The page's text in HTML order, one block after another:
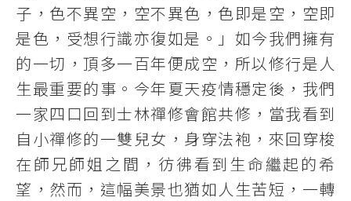
子，色不異空，空不異色，色即是空，空即
是色，受想行識亦復如是。」如今我們擁有
的一切，頂多一百年便成空，所以修行是人
生最重要的事。今年夏天疫情穩定後，我們
一家四口回到士林禪修會館共修，當我看到
自小禪修的一雙兒女，身穿法袍，來回穿梭
在師兄師姐之間，彷彿看到生命繼起的希
望，然而，這幅美景也猶如人生苦短，一轉